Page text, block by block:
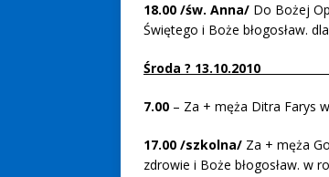
18.00 /św. Anna/ Do Bożej
Świętego i Boże błogosław.
Środa ? 13.10.2010
7.00 – Za + męża Ditra Farys
17.00 /szkolna/ Za + męża
zdrowie i Boże błogosław. w